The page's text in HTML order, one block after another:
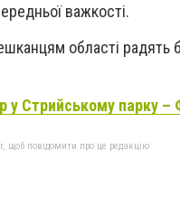
важкості.
області
у Стрийському парку
щоб повідомити про це редакцію